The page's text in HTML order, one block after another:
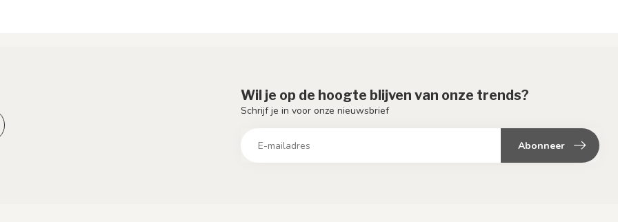
Wil je op de hoogte blijven van onze trends?
Schrijf je in voor onze nieuwsbrief
Abonneer